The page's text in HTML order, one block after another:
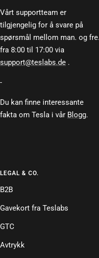
Vårt supportteam er
tilgjengelig for å svare på
spørsmål mellom man. og fre.
fra 8:00 til 17:00 via
support@teslabs.de .
-
Du kan finne interessante
fakta om Tesla i vår Blogg.
LEGAL & CO.
B2B
Gavekort fra Teslabs
GTC
Avtrykk